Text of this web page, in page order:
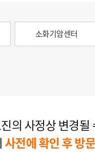
소화기암센터
의 사정상 변경될
사전에 확인 후 방문